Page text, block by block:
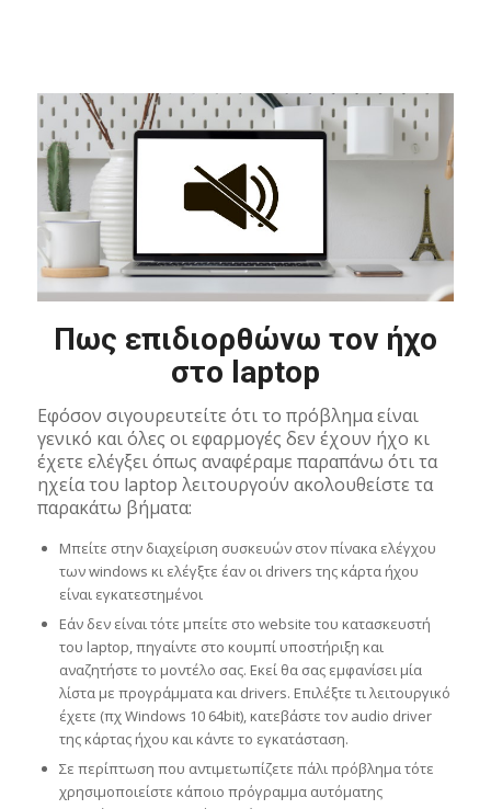
Πως επιδιορθώνω τον ήχο
στο laptop
Εφόσον σιγουρευτείτε ότι το πρόβλημα είναι
γενικό και όλες οι εφαρμογές δεν έχουν ήχο κι
έχετε ελέγξει όπως αναφέραμε παραπάνω ότι τα
ηχεία του laptop λειτουργούν ακολουθείστε τα
παρακάτω βήματα:
Μπείτε στην διαχείριση συσκευών στον πίνακα ελέγχου
των windows κι ελέγξτε έαν οι drivers της κάρτα ήχου
είναι εγκατεστημένοι
Εάν δεν είναι τότε μπείτε στο website του κατασκευστή
του laptop, πηγαίντε στο κουμπί υποστήριξη και
αναζητήστε το μοντέλο σας. Εκεί θα σας εμφανίσει μία
λίστα με προγράμματα και drivers. Επιλέξτε τι λειτουργικό
έχετε (πχ Windows 10 64bit), κατεβάστε τον audio driver
της κάρτας ήχου και κάντε το εγκατάσταση.
Σε περίπτωση που αντιμετωπίζετε πάλι πρόβλημα τότε
χρησιμοποιείστε κάποιο πρόγραμμα αυτόματης